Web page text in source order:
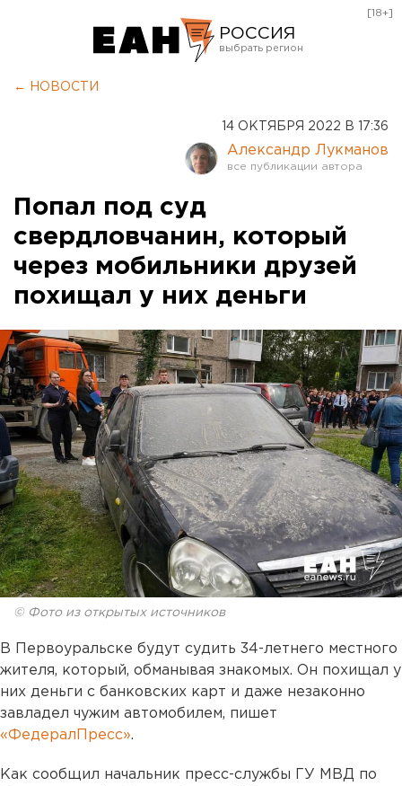
РОССИЯ
Оренбург
[18+]
← НОВОСТИ
14 ОКТЯБРЯ 2022 В 17:36
Александр Лукманов
Попал под суд
свердловчанин, который
через мобильники друзей
похищал у них деньги
© Фото из открытых источников
В Первоуральске будут судить 34-летнего местного
жителя, который, обманывая знакомых. Он похищал у
них деньги с банковских карт и даже незаконно
завладел чужим автомобилем, пишет
«ФедералПресс».
Как сообщил начальник пресс-службы ГУ МВД по